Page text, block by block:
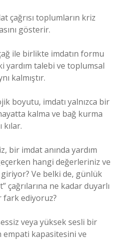
çağrısı toplumların kriz
gösterir.
ile birlikte imdatın formu
yardım talebi ve toplumsal
kalmıştır.
boyutu, imdatı yalnızca bir
kalma ve bağ kurma
bir imdat anında yardım
hangi değerleriniz ve
Ve belki de, günlük
çağrılarına ne kadar duyarlı
fark ediyoruz?
veya yüksek sesli bir
empati kapasitesini ve